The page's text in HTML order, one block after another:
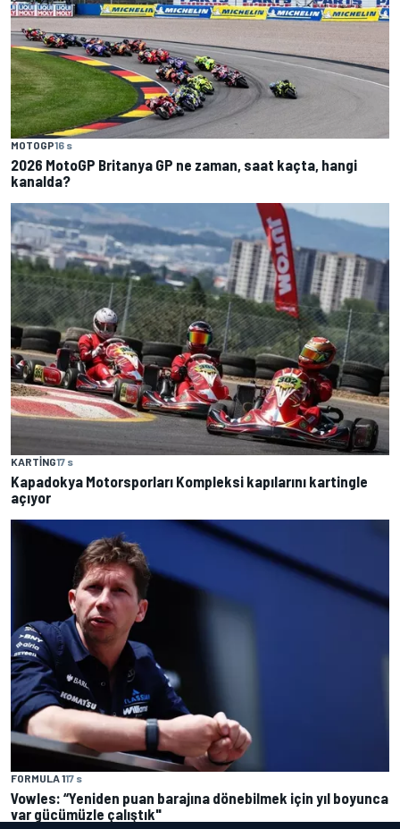
MOTOGP16 s
2026 MotoGP Britanya GP ne zaman, saat kaçta, hangi
kanalda?
KARTING17 s
Kapadokya Motorsporları Kompleksi kapılarını kartingle
açıyor
FORMULA 117 s
Vowles: “Yeniden puan barajına dönebilmek için yıl boyunca
var gücümüzle çalıştık"